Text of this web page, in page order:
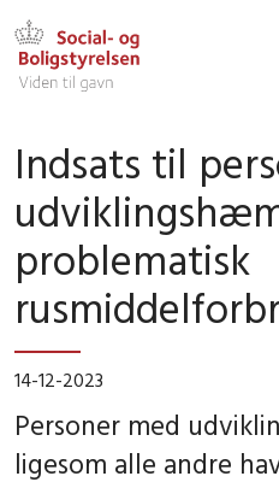
Indsats til
problematisk
14-12-2023
Personer med
ligesom alle andre